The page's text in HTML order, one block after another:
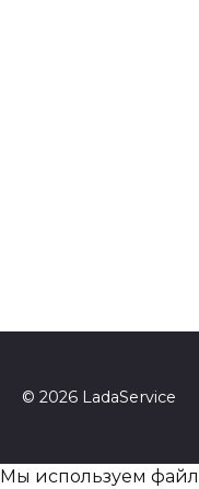
© 2026 LadaService
Мы используем